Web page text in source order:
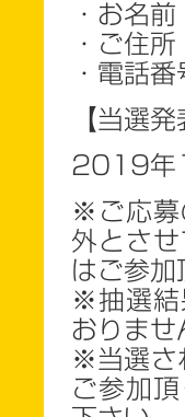
・お名前
・ご住所
・電話番
【当選発
2019年
※ご応募
外とさ
はご参加
※抽選結
おりませ
※当選さ
ご参加